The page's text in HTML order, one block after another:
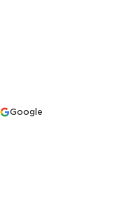
Google